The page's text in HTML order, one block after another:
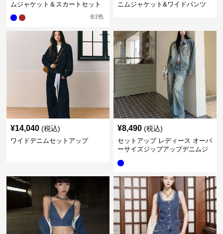
ムジャケット＆スカートセット
全2色
ニムジャケット&ワイドパンツ
¥14,040 (税込)
ワイドデニムセットアップ
¥8,490 (税込)
セットアップ レディース オーバ
ーサイズジップアップデニムジ